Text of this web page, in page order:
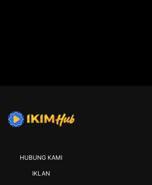
HUBUNG KAMI
IKLAN